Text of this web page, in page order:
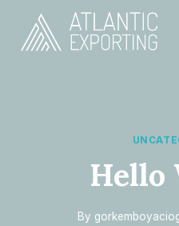
content
Hello
By